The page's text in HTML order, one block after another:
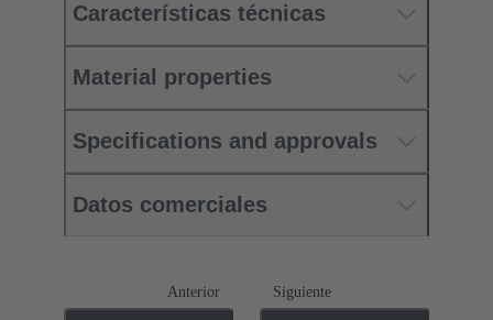
Características técnicas
Material properties
Specifications and approvals
Datos comerciales
Anterior Siguiente